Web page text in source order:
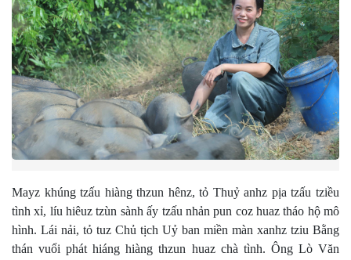
Mayz khúng tzấu hiàng thzun hênz, tỏ Thuỷ anhz pịa tzấu tziều
tình xỉ, líu hiêuz tzùn sành ấy tzấu nhản pun coz huaz tháo hộ mô
hình. Lái nải, tỏ tuz Chủ tịch Uỷ ban miền màn xanhz tziu Bằng
thán vuổi phát hiáng hiàng thzun huaz chà tình. Ông Lò Văn